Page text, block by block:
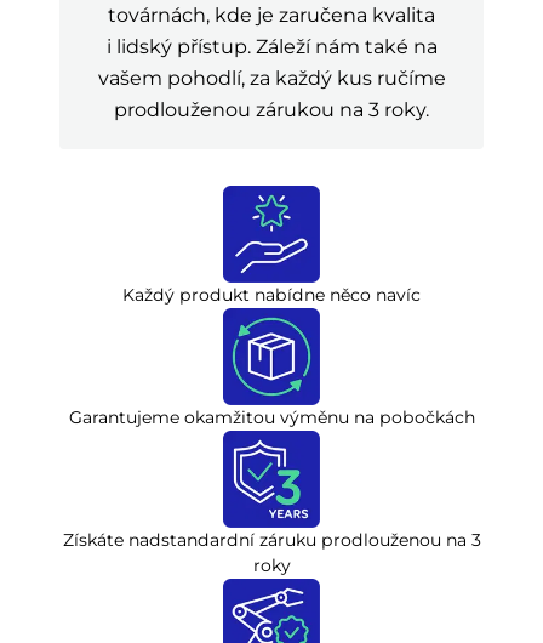
továrnách, kde je zaručena kvalita
i lidský přístup. Záleží nám také na
vašem pohodlí, za každý kus ručíme
prodlouženou zárukou na 3 roky.
Každý produkt nabídne něco navíc
Garantujeme okamžitou výměnu na pobočkách
Získáte nadstandardní záruku prodlouženou na 3
roky